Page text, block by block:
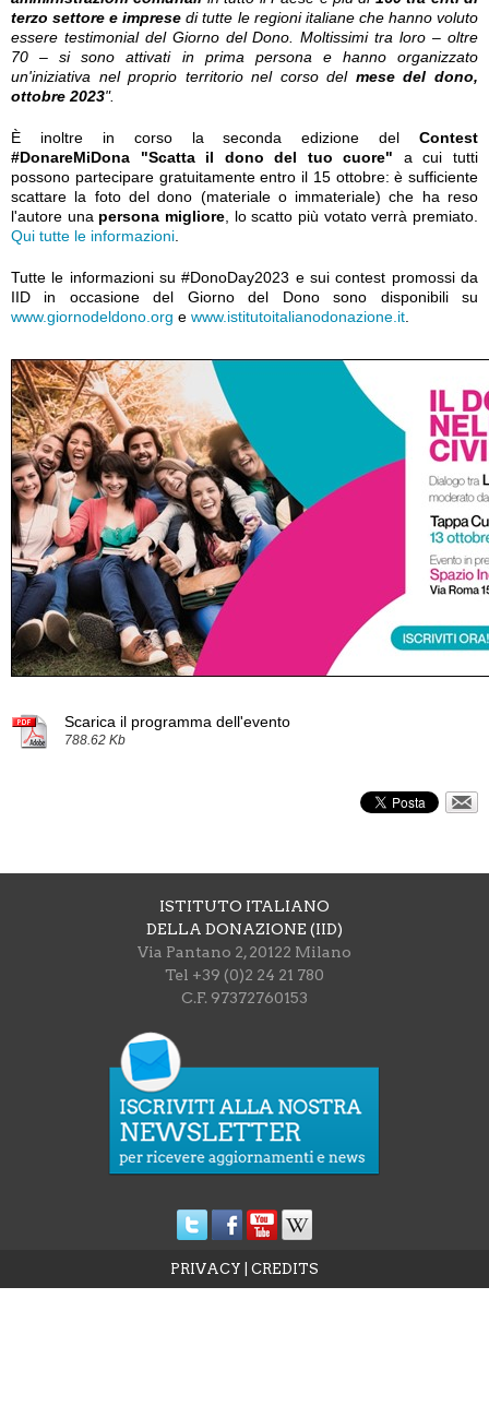
terzo settore e imprese di tutte le regioni italiane che hanno voluto
essere testimonial del Giorno del Dono. Moltissimi tra loro – oltre
70 – si sono attivati in prima persona e hanno organizzato
un'iniziativa nel proprio territorio nel corso del mese del dono,
ottobre 2023".
È inoltre in corso la seconda edizione del Contest
#DonareMiDona "Scatta il dono del tuo cuore" a cui tutti
possono partecipare gratuitamente entro il 15 ottobre: è sufficiente
scattare la foto del dono (materiale o immateriale) che ha reso
l'autore una persona migliore , lo scatto più votato verrà premiato.
Qui tutte le informazioni
Tutte le informazioni su #DonoDay2023 e sui contest promossi da
IID in occasione del Giorno del Dono sono disponibili su
www.giornodeldono.org e www.istitutoitalianodonazione.it
Scarica il programma dell'evento
788.62 Kb
ISTITUTO ITALIANO
DELLA DONAZIONE (IID)
Via Pantano 2, 20122 Milano
Tel +39 (0)2 24 21 780
C.F. 97372760153
PRIVACY CREDITS